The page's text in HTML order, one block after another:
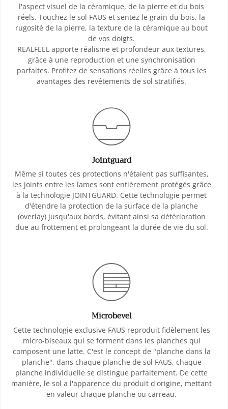
l'aspect visuel de la céramique, de la pierre et du bois
réels. Touchez le sol FAUS et sentez le grain du bois, la
rugosité de la pierre, la texture de la céramique au bout
de vos doigts.
REALFEEL apporte réalisme et profondeur aux textures,
grâce à une reproduction et une synchronisation
parfaites. Profitez de sensations réelles grâce à tous les
avantages des revêtements de sol stratifiés.
Jointguard
Même si toutes ces protections n'étaient pas suffisantes,
les joints entre les lames sont entièrement protégés grâce
à la technologie JOINTGUARD. Cette technologie permet
d'étendre la protection de la surface de la planche
(overlay) jusqu'aux bords, évitant ainsi sa détérioration
due au frottement et prolongeant la durée de vie du sol.
Microbevel
Cette technologie exclusive FAUS reproduit fidèlement les
micro-biseaux qui se forment dans les planches qui
composent une latte. C'est le concept de "planche dans la
planche", dans chaque planche de sol FAUS, chaque
planche individuelle se distingue parfaitement. De cette
manière, le sol a l'apparence du produit d'origine, mettant
en valeur chaque planche ou carreau.